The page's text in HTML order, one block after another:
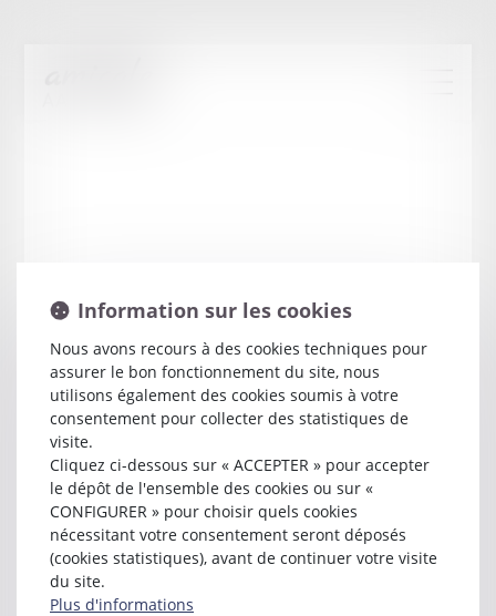
ValerieLE BRAS
6 RUE PAUL BOSCHET
61200 ARGENTAN
Tél :02 33 67 81 20
Retour
Information sur les cookies
Nous avons recours à des cookies techniques pour
assurer le bon fonctionnement du site, nous
utilisons également des cookies soumis à votre
consentement pour collecter des statistiques de
visite.
Cliquez ci-dessous sur « ACCEPTER » pour accepter
le dépôt de l'ensemble des cookies ou sur «
CONFIGURER » pour choisir quels cookies
nécessitant votre consentement seront déposés
(cookies statistiques), avant de continuer votre visite
du site.
Plus d'informations